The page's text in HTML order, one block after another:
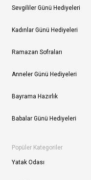
Sevgililer Günü Hediyeleri
Kadınlar Günü Hediyeleri
Ramazan Sofraları
Anneler Günü Hediyeleri
Bayrama Hazırlık
Babalar Günü Hediyeleri
Popüler Kategoriler
Yatak Odası